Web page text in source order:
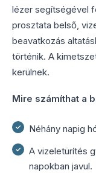
lézer segítségével
prosztata belső,
beavatkozás
történik. A
kerülnek.
Mire számíthat a
Néhány napig
A vizeletürítés
napokban javul.